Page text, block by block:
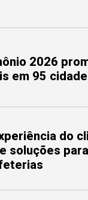
2026
em 95
do
soluções